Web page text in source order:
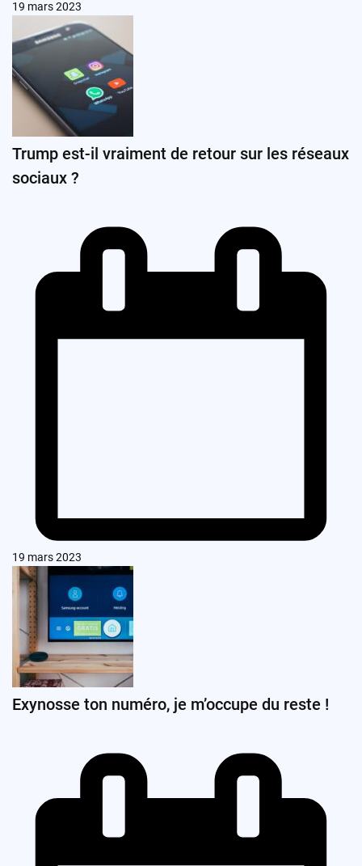
19 mars 2023
Trump est-il vraiment de retour sur les réseaux
sociaux ?
19 mars 2023
Exynosse ton numéro, je m’occupe du reste !